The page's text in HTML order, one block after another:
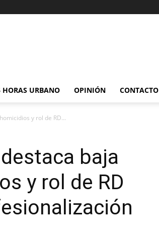
HORAS URBANO OPINIÓN CONTACTO
y rol de RD...
baja
y rol de RD